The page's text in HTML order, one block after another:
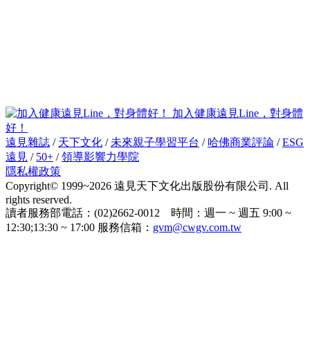
加入健康遠見Line，對身體
好！
遠見雜誌 / 天下文化 / 未來親子學習平台 / 哈佛商業評論 /ESG
遠見 / 50+ /領導影響力學院
隱私權政策
Copyright© 1999~2026 遠見天下文化出版股份有限公司. All
rights reserved.
讀者服務部電話：(02)2662-0012 時間：週一 ~ 週五 9:00 ~
12:30;13:30 ~ 17:00 服務信箱： gvm@cwgv.com.tw